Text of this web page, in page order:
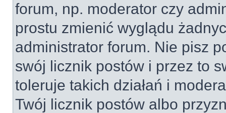
forum, np. moderator czy
prostu zmienić wyglądu
administrator forum. Nie pisz
swój licznik postów i przez to
toleruje takich działań i
Twój licznik postów albo